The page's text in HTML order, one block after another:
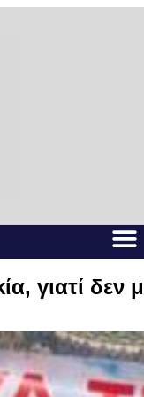
γιατί δεν